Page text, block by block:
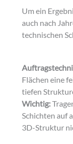
Um ein
auch nach
technischen
Flächen eine
tiefen
Wichtig:
Schichten auf
3D-Struktur